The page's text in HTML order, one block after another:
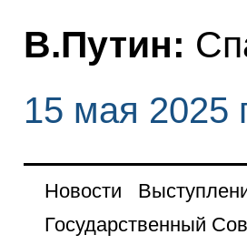
В.Путин:
15 мая 2025
Новости
Государственный